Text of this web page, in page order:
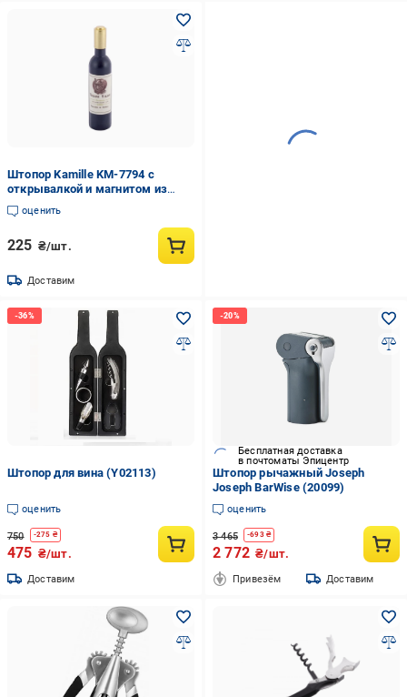
Штопор Kamille KM-7794 с
открывалкой и магнитом из
нержавеющей стали и пластика
Золото (NA001603)
оценить
225 ₴/шт.
Доставим
Штопор для вина (Y02113)
оценить
750 -275 ₴
475 ₴/шт.
Доставим
Бесплатная доставка
в почтоматы Эпицентр
Штопор рычажный Joseph
Joseph BarWise (20099)
оценить
3 465 -693₴
2 772 ₴/шт.
Привезём Доставим